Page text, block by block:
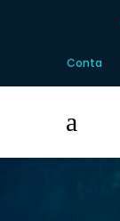
Conta